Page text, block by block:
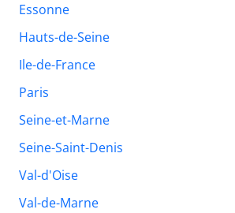
Essonne
Hauts-de-Seine
Ile-de-France
Paris
Seine-et-Marne
Seine-Saint-Denis
Val-d'Oise
Val-de-Marne